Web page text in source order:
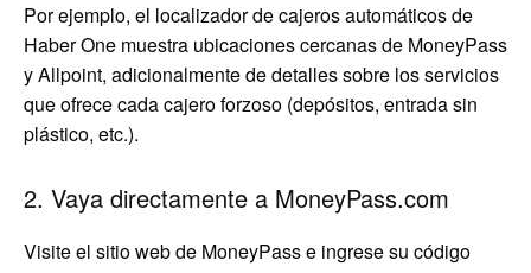
Por ejemplo, el localizador de cajeros automáticos de
Haber One muestra ubicaciones cercanas de MoneyPass
y Allpoint, adicionalmente de detalles sobre los servicios
que ofrece cada cajero forzoso (depósitos, entrada sin
plástico, etc.).
2. Vaya directamente a MoneyPass.com
Visite el sitio web de MoneyPass e ingrese su código